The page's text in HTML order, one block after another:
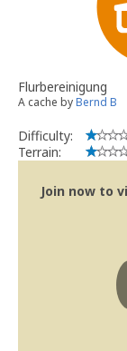
Flurbereinigung
A cache byBernd B
Difficulty:
Terrain:
Join now to